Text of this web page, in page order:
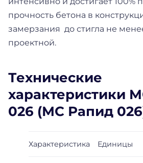
прочность бетона в
замерзания до стигла не
проектной.
Технические
характеристики
026 (МС Рапид
Характеристика Единицы